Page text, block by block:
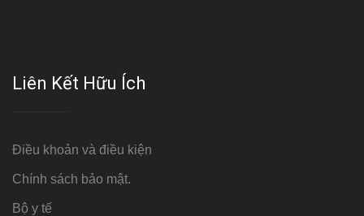
Liên Kết Hữu Ích
Điều khoản và điều kiện
Chính sách bảo mật.
Bộ y tế